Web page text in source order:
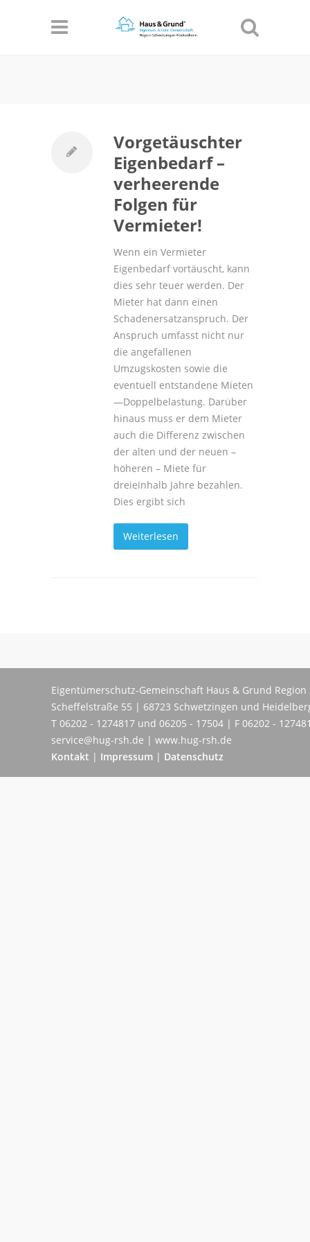
Vorgetäuschter
Eigenbedarf –
verheerende
Folgen für
Vermieter!
Wenn ein Vermieter
Eigenbedarf vortäuscht, kann
dies sehr teuer werden. Der
Mieter hat dann einen
Schadenersatzanspruch. Der
Anspruch umfasst nicht nur
die angefallenen
Umzugskosten sowie die
eventuell entstandene Mieten
—Doppelbelastung. Darüber
hinaus muss er dem Mieter
auch die Differenz zwischen
der alten und der neuen –
höheren – Miete für
dreieinhalb Jahre bezahlen.
Dies ergibt sich
Weiterlesen
Eigentümerschutz-Gemeinschaft Haus & Grund
Scheffelstraße 55 | 68723 Schwetzingen und
T 06202 - 1274817 und 06205 - 17504 | F 06202 -
service@hug-rsh.de | www.hug-rsh.de
Kontakt | Impressum | Datenschutz